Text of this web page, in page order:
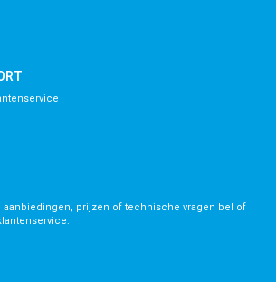
aanbiedingen, prijzen of technische vragen bel of